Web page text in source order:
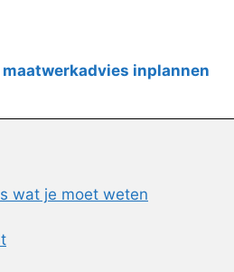
maatwerkadvies inplannen
wat je moet weten